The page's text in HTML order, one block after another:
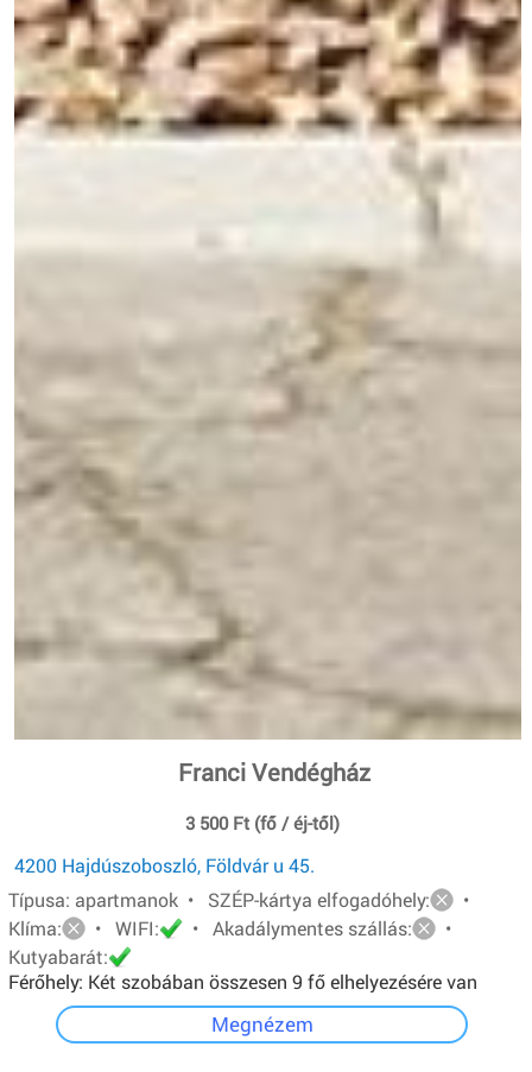
Franci Vendégház
3 500 Ft (fő / éj-től)
4200 Hajdúszoboszló, Földvár u 45.
Típusa: apartmanok • SZÉP-kártya elfogadóhely:
•
Klíma:
• WIFI: • Akadálymentes szállás:
•
Kutyabarát:
Férőhely: Két szobában összesen 9 fő elhelyezésére van
lehetőség.A földszinti apartman 4 férőhelyes, egyszerű
felszereltségű. Emeleti apartman 5 férőhelyes, teljesen
Megnézem